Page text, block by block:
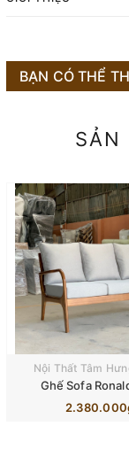
BẠN CÓ THỂ
SẢN
Nội Thất Tâm
Ghế Sofa